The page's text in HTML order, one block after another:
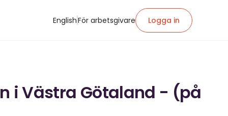
EnglishFör arbetsgivare Logga in
i Västra Götaland - (på